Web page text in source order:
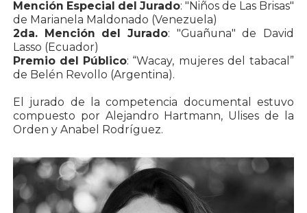
Mención Especial del Jurado: "Niños de Las Brisas"
de Marianela Maldonado (Venezuela)
2da. Mención del Jurado: "Guañuna" de David
Lasso (Ecuador)
Premio del Público: “Wacay, mujeres del tabacal”
de Belén Revollo (Argentina).
El jurado de la competencia documental estuvo
compuesto por Alejandro Hartmann, Ulises de la
Orden y Anabel Rodríguez.